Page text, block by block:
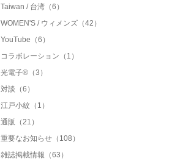
Taiwan / 台湾（6）
WOMEN'S / ウィメンズ（42）
YouTube（6）
コラボレーション（1）
光電子®（3）
対談（6）
江戸小紋（1）
通販（21）
重要なお知らせ（108）
雑誌掲載情報（63）